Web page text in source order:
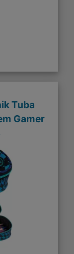
Tuba
Gamer